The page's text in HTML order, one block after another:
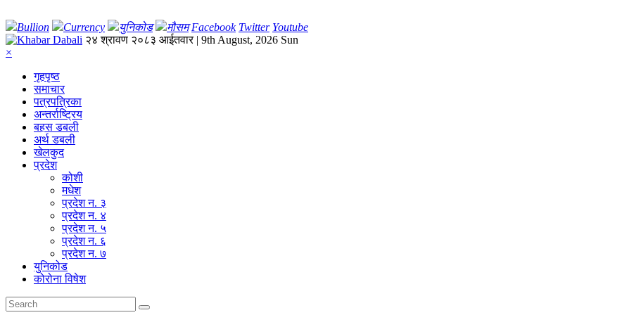
Bullion Currency युनिकोड मौसम Facebook Twitter Youtube
२४ श्रावण २०८३ आईतवार | 9th August, 2026 Sun
×
गृहपृष्‍ठ
समाचार
पत्रपत्रिका
अन्तर्राष्ट्रिय
बहस डबली
अर्थ डबली
खेलकुद
प्रदेश
कोशी
मधेश
प्रदेश न. ३
प्रदेश न. ४
प्रदेश न. ५
प्रदेश न. ६
प्रदेश न. ७
युनिकोड
कोरोना विषेश